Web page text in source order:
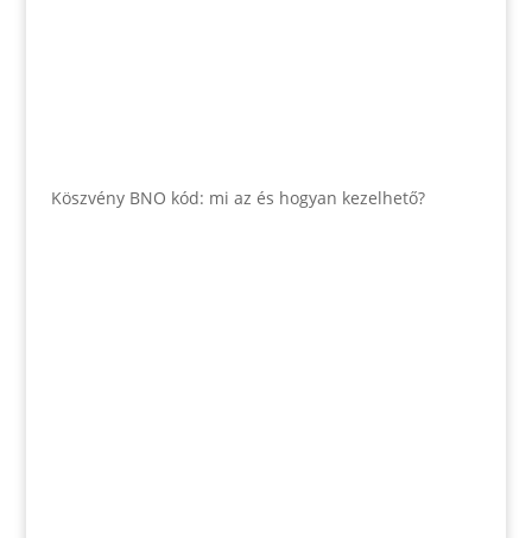
Köszvény BNO kód: mi az és hogyan kezelhető?